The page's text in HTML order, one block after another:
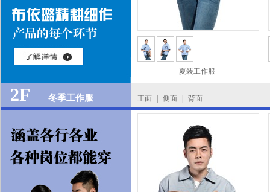
夏装工作服
2F 冬季工作服 正面 侧面 背面